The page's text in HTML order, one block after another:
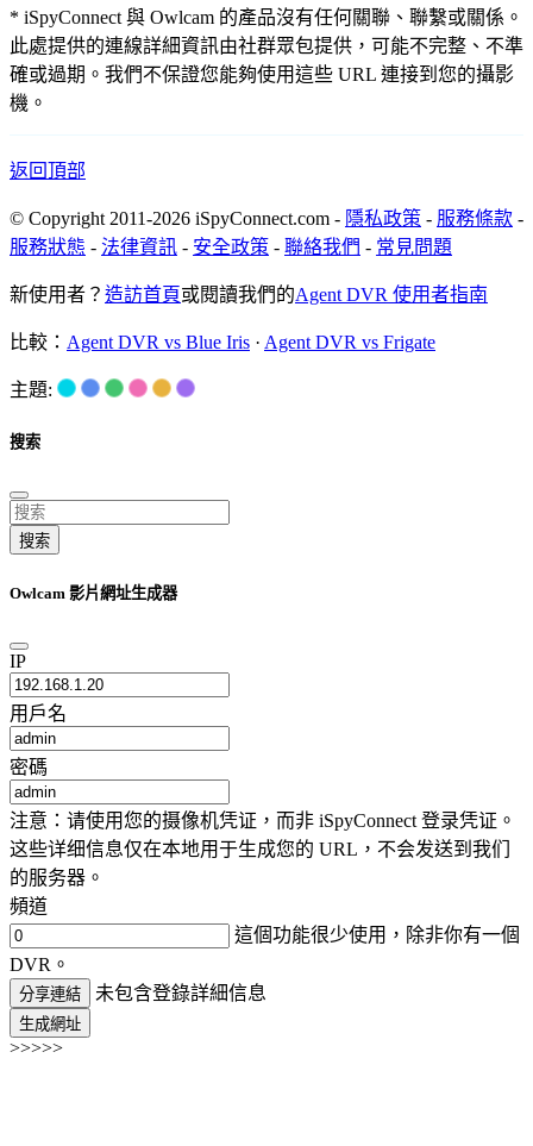
* iSpyConnect 與 Owlcam 的產品沒有任何關聯、聯繫或關係。
此處提供的連線詳細資訊由社群眾包提供，可能不完整、不準
確或過期。我們不保證您能夠使用這些 URL 連接到您的攝影
機。
返回頂部
© Copyright 2011-2026 iSpyConnect.com - 隱私政策 - 服務條款 -
服務狀態 - 法律資訊 - 安全政策 - 聯絡我們 - 常見問題
新使用者？ 造訪首頁或閱讀我們的Agent DVR 使用者指南
比較： Agent DVR vs Blue Iris · Agent DVR vs Frigate
主題:
搜索
搜索
Owlcam 影片網址生成器
IP
用戶名
密碼
注意：请使用您的摄像机凭证，而非 iSpyConnect 登录凭证。
这些详细信息仅在本地用于生成您的 URL，不会发送到我们
的服务器。
頻道
這個功能很少使用，除非你有一個
DVR。
分享連結 未包含登錄詳細信息
生成網址
>>>>>